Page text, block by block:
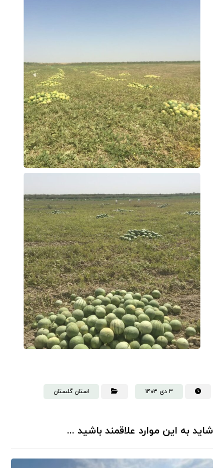
۳ دی ۱۴۰۳ استان گلستان
شاید به این موارد علاقمند باشید ...